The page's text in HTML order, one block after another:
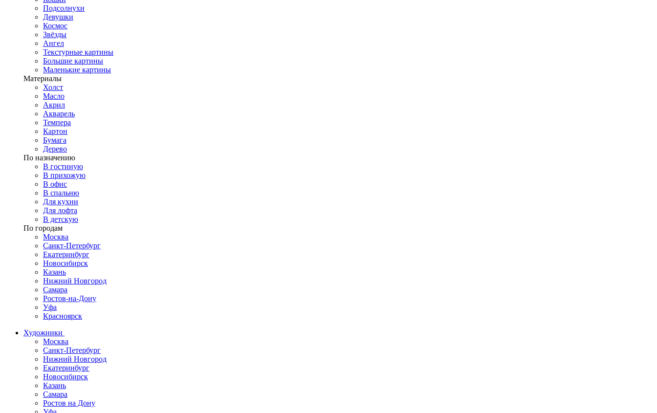
Подсолнухи
Девушки
Космос
Звёзды
Ангел
Текстурные картины
Большие картины
Маленькие картины
Материалы
Холст
Масло
Акрил
Акварель
Темпера
Картон
Бумага
Дерево
По назначению
В гостиную
В прихожую
В офис
В спальню
Для кухни
Для лофта
В детскую
По городам
Москва
Санкт-Петербург
Екатеринбург
Новосибирск
Казань
Нижний Новгород
Самара
Ростов-на-Дону
Уфа
Красноярск
Художники
Москва
Санкт-Петербург
Нижний Новгород
Екатеринбург
Новосибирск
Казань
Самара
Ростов на Дону